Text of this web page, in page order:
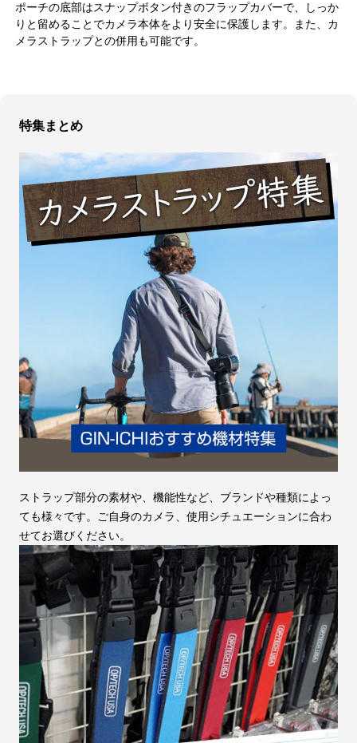
ポーチの底部はスナップボタン付きのフラップカバーで、しっか
りと留めることでカメラ本体をより安全に保護します。また、カ
メラストラップとの併用も可能です。
特集まとめ
ストラップ部分の素材や、機能性など、ブランドや種類によっ
ても様々です。ご自身のカメラ、使用シチュエーションに合わ
せてお選びください。